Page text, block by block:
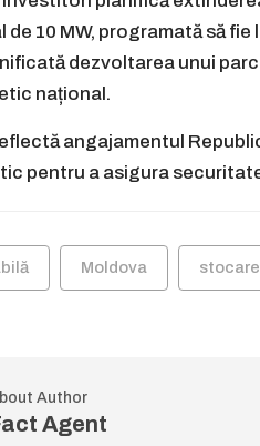
10 MW, programată să
dezvoltarea unui
național.
angajamentul
pentru a asigura
Moldova
Author
Agent